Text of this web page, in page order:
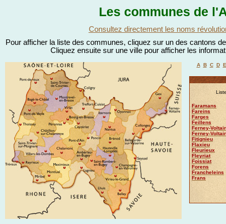
Les communes de
Consultez directement les noms
Pour afficher la liste des communes, cliquez sur un des cantons
Cliquez ensuite sur une ville pour afficher les
A B C D E
Faramans
Fareins
Farges
Feillens
Ferney-
Ferney-
Fitignieu
Flaxieu
Fleurieux
Fleyriat
Foissiat
Forens
Francheleins
Frans